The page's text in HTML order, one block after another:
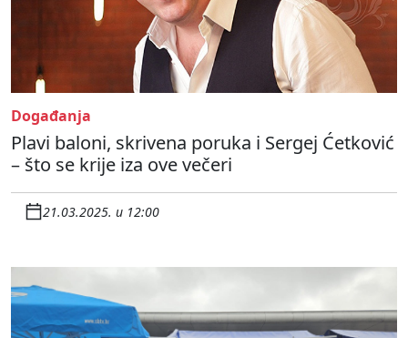
Događanja
Plavi baloni, skrivena poruka i Sergej Ćetković
– što se krije iza ove večeri
21.03.2025. u 12:00